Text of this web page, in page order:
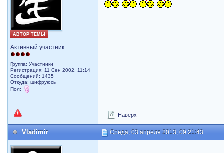
АВТОР ТЕМЫ
Активный участник
Группа: Участники
Регистрация: 11 Сен 2002, 11:14
Сообщений: 1435
Откуда: шифруюсь
Пол:
Наверх
Vladimir Среда, 03 апреля 2013, 09:21:43